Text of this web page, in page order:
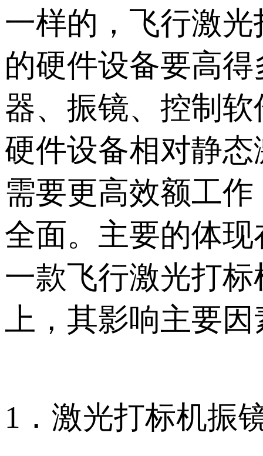
一样的，飞行激
的硬件设备要高
器、振镜、控制
硬件设备相对静
需要更高效额工
全面。主要的体
一款飞行激光打
上，其影响主要因
1．激光打标机振